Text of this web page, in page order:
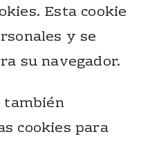
Esta cookie
y se
su navegador.
también
cookies para